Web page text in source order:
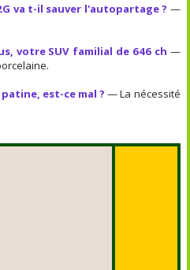
va t-il sauver l'autopartage ? —
votre SUV familial de 646 ch —
est-ce mal ? — La nécessité